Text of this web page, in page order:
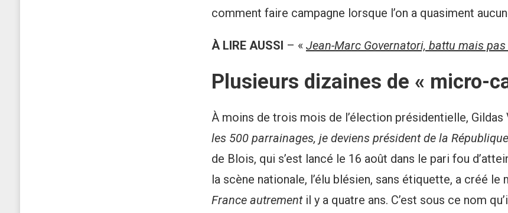
comment faire campagne lorsque l’on a quasiment
À LIRE AUSSI – « Jean-Marc Governatori, battu mais
Plusieurs dizaines de « micro-
À moins de trois mois de l’élection présidentielle, Gildas
les 500 parrainages, je deviens président de la République
de Blois, qui s’est lancé le 16 août dans le pari fou
la scène nationale, l’élu blésien, sans étiquette, a créé
France autrement il y a quatre ans. C’est sous ce nom